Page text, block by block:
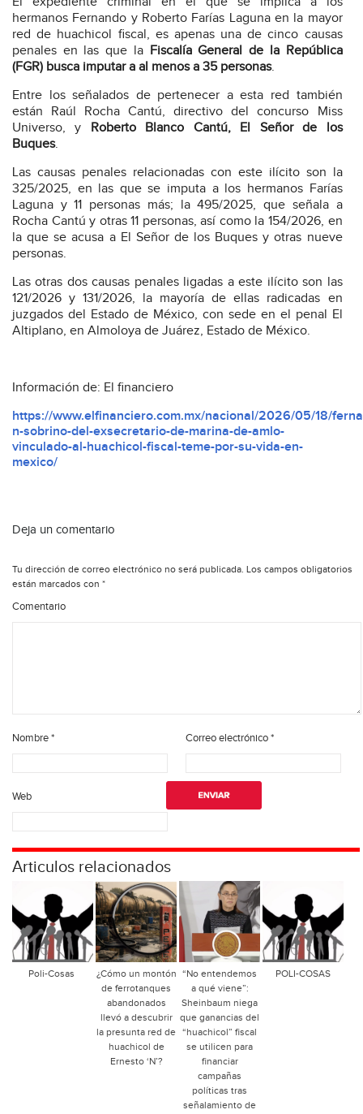
hermanos Fernando y Roberto Farías Laguna en la mayor
red de huachicol fiscal, es apenas una de cinco causas
penales en las que la Fiscalía General de la República
(FGR) busca imputar a al menos a 35 personas.
Entre los señalados de pertenecer a esta red también
están Raúl Rocha Cantú, directivo del concurso Miss
Universo, y Roberto Blanco Cantú, El Señor de los
Buques.
Las causas penales relacionadas con este ilícito son la
325/2025, en las que se imputa a los hermanos Farías
Laguna y 11 personas más; la 495/2025, que señala a
Rocha Cantú y otras 11 personas, así como la 154/2026, en
la que se acusa a El Señor de los Buques y otras nueve
personas.
Las otras dos causas penales ligadas a este ilícito son las
121/2026 y 131/2026, la mayoría de ellas radicadas en
juzgados del Estado de México, con sede en el penal El
Altiplano, en Almoloya de Juárez, Estado de México.
Información de: El financiero
https://www.elfinanciero.com.mx/nacional/2026/05/18/
n-sobrino-del-exsecretario-de-marina-de-amlo-
vinculado-al-huachicol-fiscal-teme-por-su-vida-en-
mexico/
Deja un comentario
Tu dirección de correo electrónico no será publicada. Los campos obligatorios
están marcados con *
Comentario
Nombre* Correo electrónico*
Web
Articulos relacionados
Poli-Cosas
¿Cómo un montón
de ferrotanques
abandonados
llevó a descubrir
la presunta red de
huachicol de
Ernesto ‘N’?
“No entendemos
a qué viene”:
Sheinbaum niega
que ganancias del
“huachicol” fiscal
se utilicen para
financiar
campañas
políticas tras
señalamiento de
POLI-COSAS